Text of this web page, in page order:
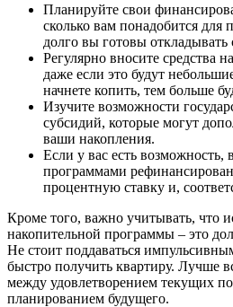
Планируйте свои
сколько вам понадобится для
долго вы готовы откладывать
Регулярно вносите средства
даже если это будут
начнете копить, тем больше
Изучите возможности
субсидий, которые могут
ваши накопления.
Если у вас есть возможность,
программами
процентную ставку и,
Кроме того, важно учитывать, что
накопительной программы – это
Не стоит поддаваться
быстро получить квартиру. Лучше
между удовлетворением текущих
планированием будущего.